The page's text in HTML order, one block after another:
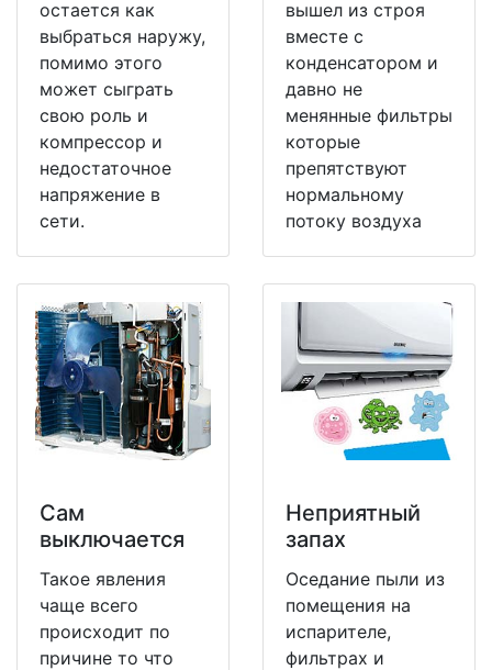
остается как
выбраться наружу,
помимо этого
может сыграть
свою роль и
компрессор и
недостаточное
напряжение в
сети.
вышел из строя
вместе с
конденсатором и
давно не
менянные фильтры
которые
препятствуют
нормальному
потоку воздуха
Сам
выключается
Такое явления
чаще всего
происходит по
причине то что
Неприятный
запах
Оседание пыли из
помещения на
испарителе,
фильтрах и